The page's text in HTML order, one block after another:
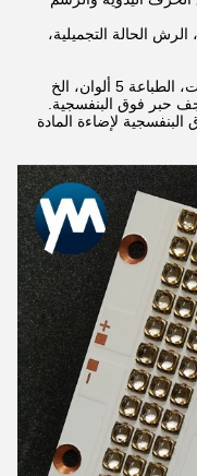
الحالة التجميلية،
2الطباعة: الطباعة الشاشية، الطباعة الأوفست، الطباعة 5 ألوان، الخ
حبر فوق البنفسجية.
لإضاءة المادة